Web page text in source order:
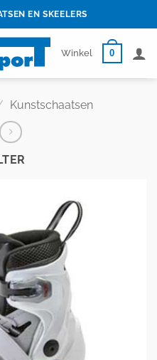
EN SKEELERS
Winkel 0
Kunstschaatsen